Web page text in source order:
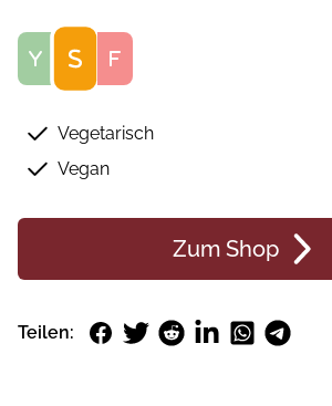
Score
Vegetarisch
Vegan
Zum Shop
Teilen: Facebook
TwitterRedditLinkedInWhatsApp
Telegram